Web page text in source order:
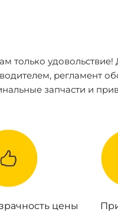
только удовольствие!
регламент
запчасти и
цены